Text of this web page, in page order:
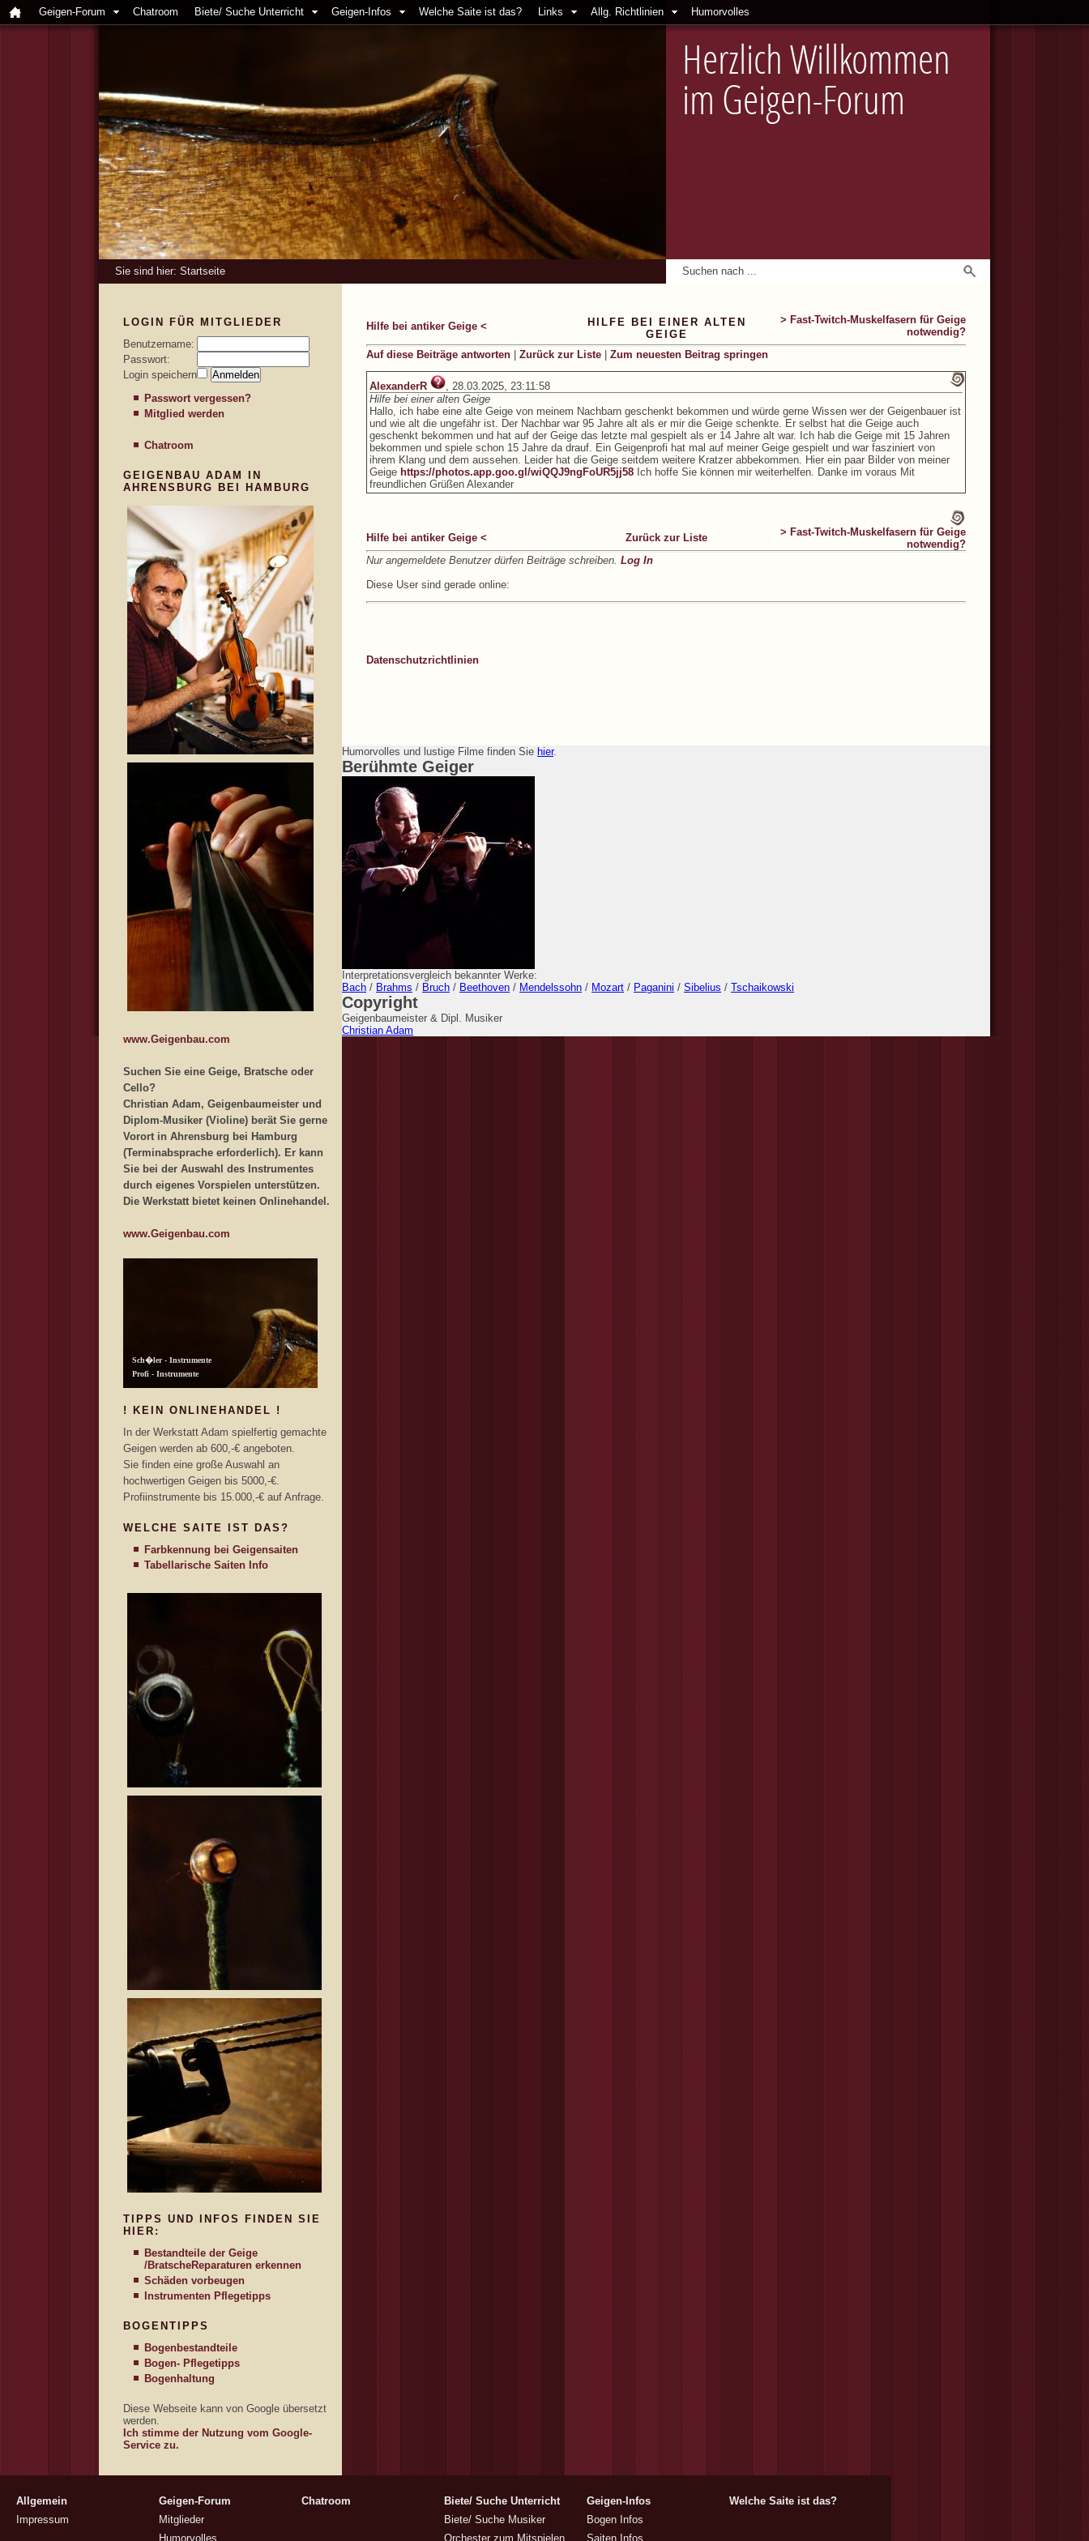
Geigen-Forum Chatroom Biete/ Suche Unterricht Geigen-Infos Welche Saite ist das? Links Allg. Richtlinien Humorvolles
Herzlich Willkommen
im Geigen-Forum
Sie sind hier: Startseite
Hilfe bei antiker Geige <
HILFE BEI EINER ALTEN
GEIGE
> Fast-Twitch-Muskelfasern für Geige
notwendig?
Auf diese Beiträge antworten
Zurück zur Liste Zum neuesten Beitrag springen
AlexanderR
, 28.03.2025, 23:11:58
Hilfe bei einer alten Geige
Hallo, ich habe eine alte Geige von meinem Nachbarn geschenkt bekommen und würde gerne Wissen wer der Geigenbauer ist
und wie alt die ungefähr ist. Der Nachbar war 95 Jahre alt als er mir die Geige schenkte. Er selbst hat die Geige auch
geschenkt bekommen und hat auf der Geige das letzte mal gespielt als er 14 Jahre alt war. Ich hab die Geige mit 15 Jahren
bekommen und spiele schon 15 Jahre da drauf. Ein Geigenprofi hat mal auf meiner Geige gespielt und war fasziniert von
ihrem Klang und dem aussehen. Leider hat die Geige seitdem weitere Kratzer abbekommen. Hier ein paar Bilder von meiner
Geige https://photos.app.goo.gl/wiQQJ9ngFoUR5jj58 Ich hoffe Sie können mir weiterhelfen. Danke im voraus Mit
freundlichen Grüßen Alexander
Hilfe bei antiker Geige < Zurück zur Liste
> Fast-Twitch-Muskelfasern für Geige
notwendig?
Nur angemeldete Benutzer dürfen Beiträge schreiben. Log In
Diese User sind gerade online:
Datenschutzrichtlinien
LOGIN FÜR MITGLIEDER
Benutzername:
Passwort:
Login speichern
Passwort vergessen?
Mitglied werden
Chatroom
GEIGENBAU ADAM IN
AHRENSBURG BEI HAMBURG
www.Geigenbau.com
Suchen Sie eine Geige, Bratsche oder
Cello?
Christian Adam, Geigenbaumeister und
Diplom-Musiker (Violine) berät Sie gerne
Vorort in Ahrensburg bei Hamburg
(Terminabsprache erforderlich). Er kann
Sie bei der Auswahl des Instrumentes
durch eigenes Vorspielen unterstützen.
Die Werkstatt bietet keinen Onlinehandel.
www.Geigenbau.com
! KEIN ONLINEHANDEL !
In der Werkstatt Adam spielfertig gemachte
Geigen werden ab 600,-€ angeboten.
Sie finden eine große Auswahl an
hochwertigen Geigen bis 5000,-€.
Profiinstrumente bis 15.000,-€ auf Anfrage.
WELCHE SAITE IST DAS?
Farbkennung bei Geigensaiten
Tabellarische Saiten Info
TIPPS UND INFOS FINDEN SIE
HIER:
Bestandteile der Geige
/BratscheReparaturen erkennen
Schäden vorbeugen
Instrumenten Pflegetipps
BOGENTIPPS
Bogenbestandteile
Bogen- Pflegetipps
Bogenhaltung
Diese Webseite kann von Google übersetzt
werden.
Ich stimme der Nutzung vom Google-
Service zu.
Humorvolles und lustige Filme finden Sie hier.
Berühmte Geiger
Interpretationsvergleich bekannter Werke:
Bach / Brahms / Bruch / Beethoven / Mendelssohn / Mozart / Paganini / Sibelius / Tschaikowski
Copyright
Geigenbaumeister & Dipl. Musiker
Christian Adam
Allgemein
Impressum
Geigen-Forum
Mitglieder
Humorvolles
Chatroom
Biete/ Suche Unterricht
Biete/ Suche Musiker
Orchester zum Mitspielen
Geigen-Infos
Bogen Infos
Saiten Infos
Welche Saite ist das?